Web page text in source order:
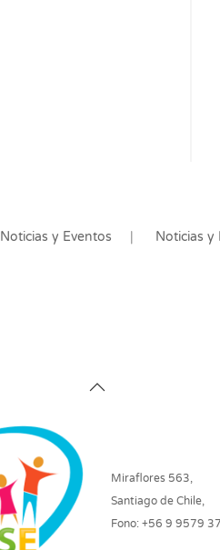
Noticias y Eventos Noticias y
Miraflores 563,
Santiago de Chile,
Fono: +56 9 9579